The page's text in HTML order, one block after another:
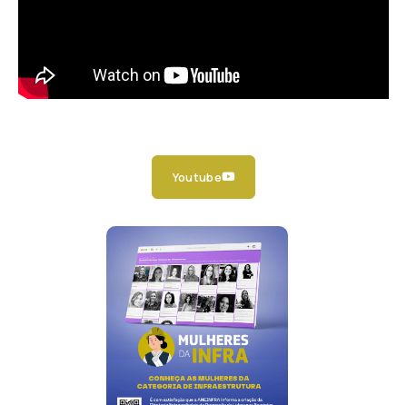
Youtube